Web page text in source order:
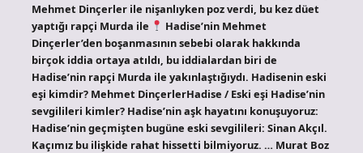
Mehmet Dinçerler ile nişanlıyken poz verdi, bu kez düet
yaptığı rapçi Murda ile
Hadise’nin Mehmet
Dinçerler’den boşanmasının sebebi olarak hakkında
birçok iddia ortaya atıldı, bu iddialardan biri de
Hadise’nin rapçi Murda ile yakınlaştığıydı. Hadisenin eski
eşi kimdir? Mehmet DinçerlerHadise / Eski eşi Hadise’nin
sevgilileri kimler? Hadise’nin aşk hayatını konuşuyoruz:
Hadise’nin geçmişten bugüne eski sevgilileri: Sinan Akçıl.
Kaçımız bu ilişkide rahat hissetti bilmiyoruz. … Murat Boz